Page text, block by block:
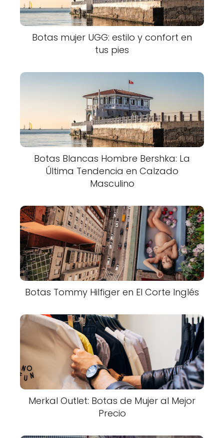
Botas mujer UGG: estilo y confort en
tus pies
Botas Blancas Hombre Bershka: La
Última Tendencia en Calzado
Masculino
Botas Tommy Hilfiger en El Corte Inglés
Merkal Outlet: Botas de Mujer al Mejor
Precio